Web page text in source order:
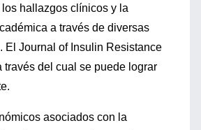
hallazgos clínicos y la
a través de diversas
El Journal of Insulin Resistance
través del cual se puede lograr
asociados con la